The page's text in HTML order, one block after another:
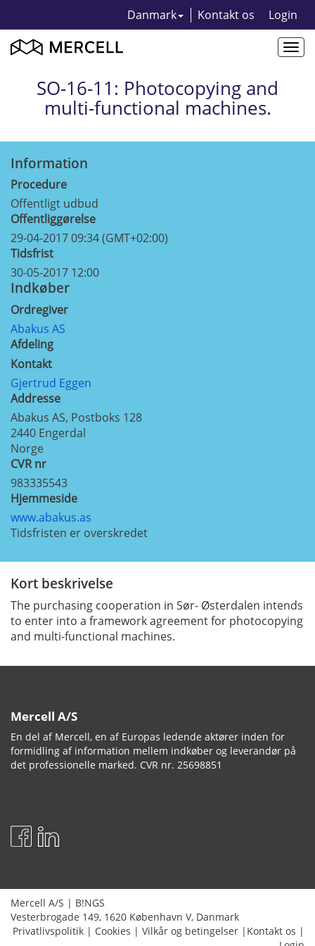
Danmark Kontakt os Login
SO-16-11: Photocopying and
multi-functional machines.
Information
Procedure
Offentligt udbud
Offentliggørelse
29-04-2017 09:34 (GMT+02:00)
Tidsfrist
30-05-2017 12:00
Indkøber
Ordregiver
Abakus AS
Afdeling
Kontakt
Gjertrud Eggen
Addresse
Abakus AS, Postboks 128
2440 Engerdal
Norge
CVR nr
983335543
Hjemmeside
www.abakus.as
Tidsfristen er overskredet
Kort beskrivelse
The purchasing cooperation in Sør- Østerdalen intends
to enter into a framework agreement for photocopying
and multi-functional machines.
Mercell A/S
En del af Mercell, en af Europas ledende aktører inden for
formidling af information mellem indkøber og leverandør på
det professionelle marked. CVR nr. 25698851
Mercell A/S | B!NGS
Vesterbrogade 149, 1620 København V, Danmark
Privatlivspolitik | Cookies | Vilkår og betingelser | Kontakt os |